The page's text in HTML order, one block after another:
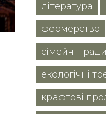
література
фермерство
сімейні
екологічні
крафтові